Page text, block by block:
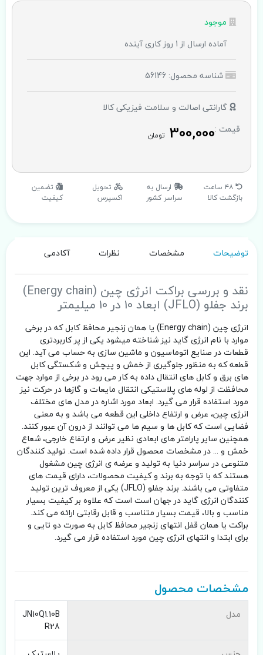
موجود
آماده ارسال از 1 روز کاری آینده
شناسه محصول: 56146
گارانتی اصالت و سلامت فیزیکی کالا
قیمت :300,000 تومان
۴۸ ساعت
بازگشت کالا
ارسال به
سراسر کشور
تحویل
اکسپرس
تضمین
کیفیت
توضیحات مشخصات نظرات آکادمی
نقد و بررسی براکت انرژی چین (Energy chain)
برند جفلو (JFLO) ابعاد 10 در 10 میلیمتر
انرژی چین (Energy chain) یا همان زنجیر محافظ کابل که در برخی
موارد با نام انرژی گاید نیز شناخته میشود یکی از پر کاربردتری
قطعات در صنایع اتوماسیون و ماشین سازی به حساب می آید. این
قطعه که به منظور جلوگیری از خمش و پیچش و شکستگی کابل
های برق و کابل های انتقال داده به کار می رود در برخی از موارد جهت
محافظت از لوله های پلاستیکی انتقال مایعات و گازها در حرکت نیز
مورد استفاده قرار می گیرد. ابعاد مورد اشاره در مدل های مختلف
انرژی چین، عرض و ارتفاع داخلی این قطعه می باشد و به معنی
فضایی است که کابل ها و سیم ها می توانند از درون آن عبور کنند.
همچنین سایر پارامتر های ابعادی نظیر عرض و ارتفاع خارجی، شعاع
خمش و ... در مشخصات محصول قرار داده شده است. تولید کنندگان
متنوعی در سراسر دنیا به تولید و عرضه ی انرژی چین مشغول
هستند که با توجه به برند و کیفیت محصولات، دارای قیمت های
متفاوتی می باشند. برند جفلو (JFLO) یکی از معروف ترین تولید
کنندگان انرژی گاید در جهان است است که علاوه بر کیفیت بسیار
مناسب و بالا، قیمت بسیار متناسب و قابل رقابتی ارائه می کند.
براکت یا همان قفل انتهای زنجیر محافظ کابل به صورت دو تایی و
برای ابتدا و انتهای انرژی چین مورد استفاده قرار می گیرد.
مشخصات محصول
مدل
JN10Q1.10B
R28